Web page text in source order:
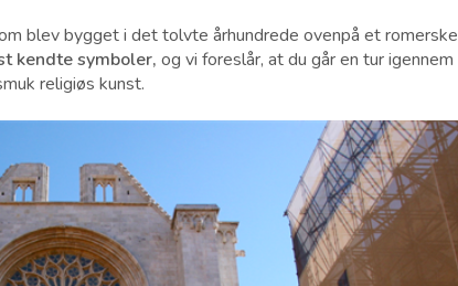
blev bygget i det tolvte århundrede ovenpå et romerske
kendte symboler, og vi foreslår, at du går en tur igennem
religiøs kunst.